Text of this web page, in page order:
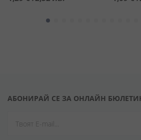
АБОНИРАЙ СЕ ЗА ОНЛАЙН